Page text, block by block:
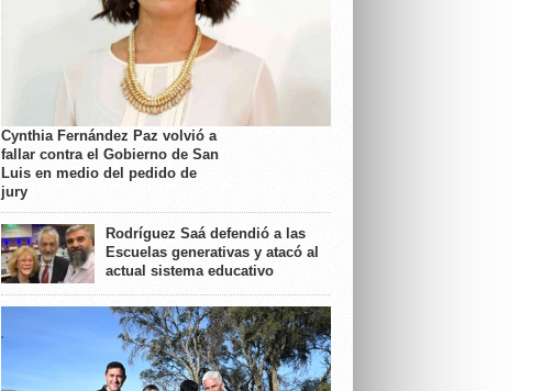
Cynthia Fernández Paz volvió a
fallar contra el Gobierno de San
Luis en medio del pedido de
jury
Rodríguez Saá defendió a las
Escuelas generativas y atacó al
actual sistema educativo